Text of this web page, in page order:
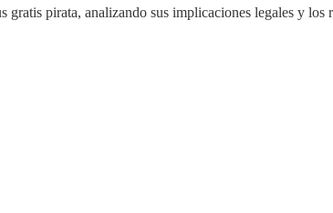
pirata, analizando sus implicaciones legales y los